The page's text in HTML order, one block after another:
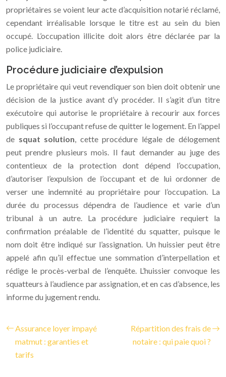
propriétaires se voient leur acte d’acquisition notarié réclamé,
cependant irréalisable lorsque le titre est au sein du bien
occupé. L’occupation illicite doit alors être déclarée par la
police judiciaire.
Procédure judiciaire d’expulsion
Le propriétaire qui veut revendiquer son bien doit obtenir une
décision de la justice avant d’y procéder. Il s’agit d’un titre
exécutoire qui autorise le propriétaire à recourir aux forces
publiques si l’occupant refuse de quitter le logement. En l’appel
de squat solution, cette procédure légale de délogement
peut prendre plusieurs mois. Il faut demander au juge des
contentieux de la protection dont dépend l’occupation,
d’autoriser l’expulsion de l’occupant et de lui ordonner de
verser une indemnité au propriétaire pour l’occupation. La
durée du processus dépendra de l’audience et varie d’un
tribunal à un autre. La procédure judiciaire requiert la
confirmation préalable de l’identité du squatter, puisque le
nom doit être indiqué sur l’assignation. Un huissier peut être
appelé afin qu’il effectue une sommation d’interpellation et
rédige le procès-verbal de l’enquête. L’huissier convoque les
squatteurs à l’audience par assignation, et en cas d’absence, les
informe du jugement rendu.
Assurance loyer impayé
matmut : garanties et
tarifs
Répartition des frais de
notaire : qui paie quoi ?